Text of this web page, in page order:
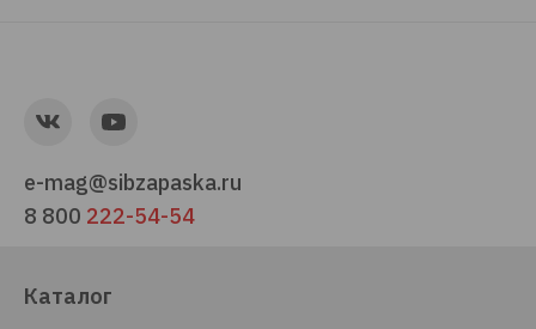
e-mag@sibzapaska.ru
8 800 222-54-54
Каталог